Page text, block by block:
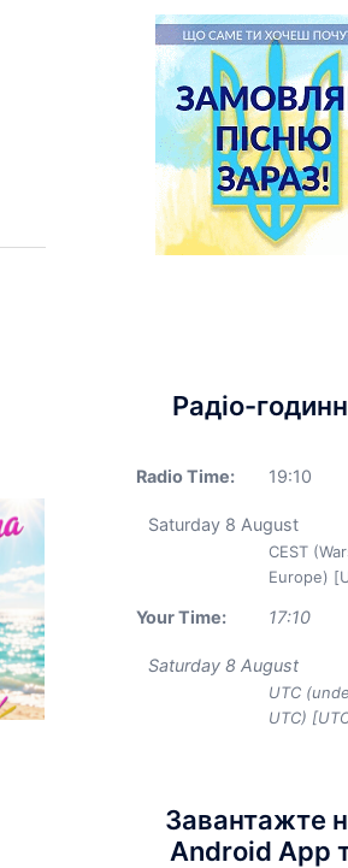
Радіо-
Radio Time: 19:10
Saturday 8 August
CEST
Europe)
Your Time: 17:10
Saturday 8 August
UTC
UTC)
Завантажте
Android App